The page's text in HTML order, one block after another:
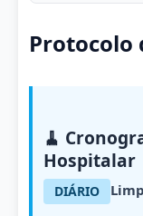
Protocolo
🧹
Hospitalar
DIÁRIO